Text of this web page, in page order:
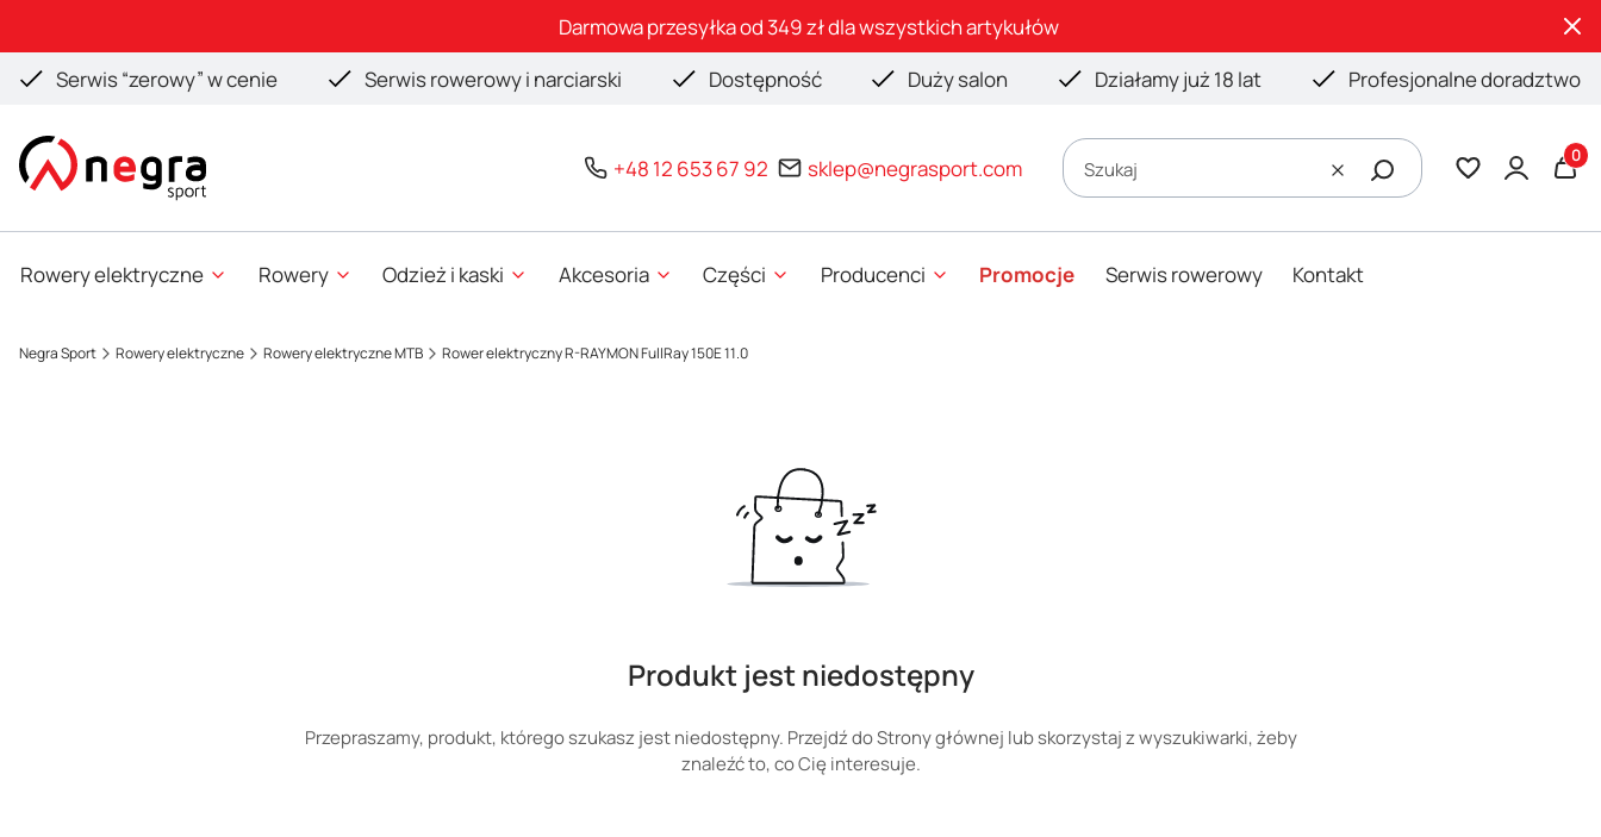
Darmowa przesyłka od 349 zł dla wszystkich artykułów
Serwis “zerowy” w cenie
Serwis rowerowy i narciarski Dostępność Duży salon Działamy już 18 lat Profesjonalne doradztwo
+48 12 653 67 92 sklep@negrasport.com WyczyśćSzukaj
Rowery elektryczne Rowery Odzież i kaski Akcesoria Części Producenci Promocje Serwis rowerowy Kontakt
Negra Sport Rowery elektryczne Rowery elektryczne MTB Rower elektryczny R-RAYMON FullRay 150E 11.0
Produkt jest niedostępny
Przepraszamy, produkt, którego szukasz jest niedostępny. Przejdź do Strony głównej lub skorzystaj z wyszukiwarki, żeby
znaleźć to, co Cię interesuje.